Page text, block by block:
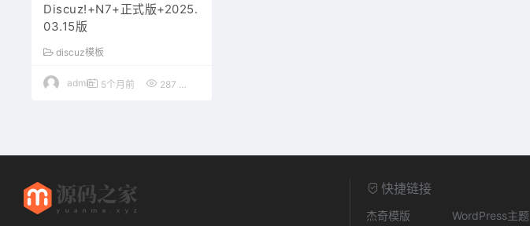
Discuz!+N7+正式版+2025.
03.15版
discuz模板
admin 5个月前 287
快捷链接
杰奇模版 WordPress主题